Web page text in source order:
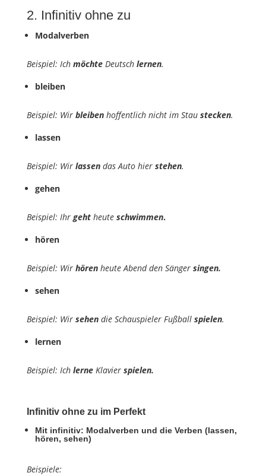
2. Infinitiv ohne zu
Modalverben
Beispiel: Ich möchteDeutsch lernen.
bleiben
Beispiel: Wir bleibenhoffentlich nicht im Stau stecken.
lassen
Beispiel: Wir lassendas Auto hier stehen.
gehen
Beispiel: Ihr gehtheute schwimmen.
hören
Beispiel: Wir hörenheute Abend den Sänger singen.
sehen
Beispiel: Wir sehendie Schauspieler Fußball spielen.
lernen
Beispiel: Ich lerneKlavier spielen.
Infinitiv ohne zu im Perfekt
Mit infinitiv: Modalverben und die Verben (lassen,
hören, sehen)
Beispiele: